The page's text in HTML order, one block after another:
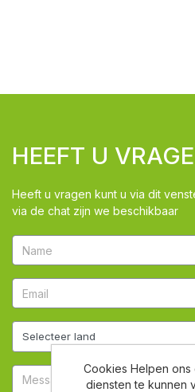
HEEFT U
Heeft u vragen kunt u via dit
via de chat zijn we beschikbaar
Cookies Helpen
diensten te kunnen